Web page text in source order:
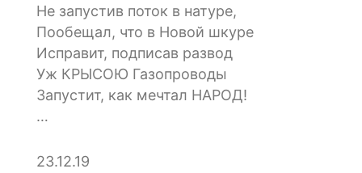
Не запустив поток в натуре,
Пообещал, что в Новой шкуре
Исправит, подписав развод
Уж КРЫСОЮ Газопроводы
Запустит, как мечтал НАРОД!
…
23.12.19